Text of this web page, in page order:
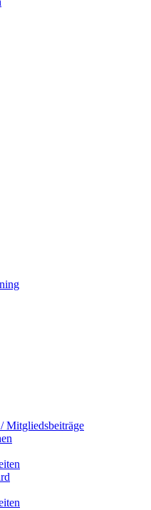
Mitgliedsbeiträge